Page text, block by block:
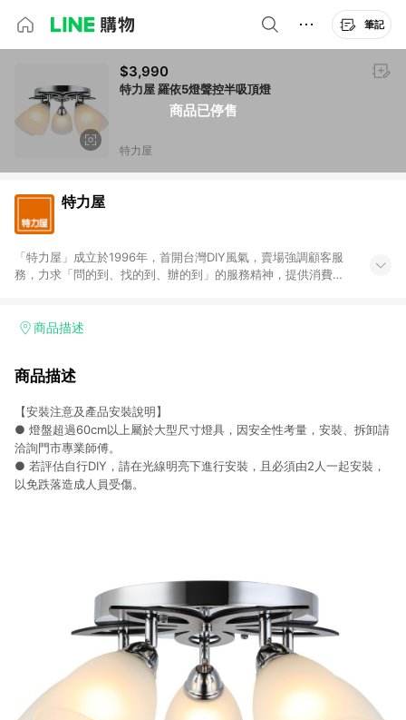
筆記
商品已停售
$3,990
特力屋 羅依5燈聲控半吸頂燈
特力屋
特力屋
「特力屋」成立於1996年，首開台灣DIY風氣，賣場強調顧客服
務，力求「問的到、找的到、辦的到」的服務精神，提供消費者
客找到居家修繕、佈置或裝潢時所需；另外，在各家分店內規劃
等各方面進行整合，提升服務質感，期望每一位來店顧客，能輕
結帳流程(Easy to buy)、每次到「特力屋」購物都能得到新的啟
發與靈感(Exciting experience)，同時持續提供消費者居家修繕
最佳解決方案，以創造優質居家環境為首要目標，成為消費者打
造幸福家園時的優先選擇。
商品描述
商品描述
【安裝注意及產品安裝說明】
● 燈盤超過60cm以上屬於大型尺寸燈具，因安全性考量，安裝、拆卸請
洽詢門市專業師傅。
● 若評估自行DIY，請在光線明亮下進行安裝，且必須由2人一起安裝，
以免跌落造成人員受傷。